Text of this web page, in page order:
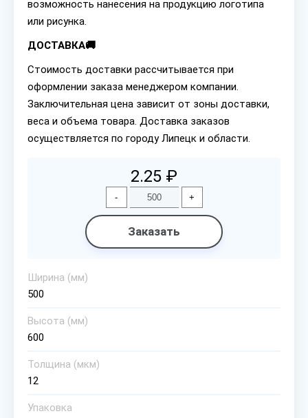
возможность нанесения на продукцию логотипа
или рисунка.
ДОСТАВКА🚚
Стоимость доставки рассчитывается при
оформлении заказа менеджером компании.
Заключительная цена зависит от зоны доставки,
веса и объема товара. Доставка заказов
осуществляется по городу Липецк и области.
2.25 ₽
- +
Заказать
Ширина (мм)
500
Высота (мм)
600
Толщина (мкм)
12
Упаковка